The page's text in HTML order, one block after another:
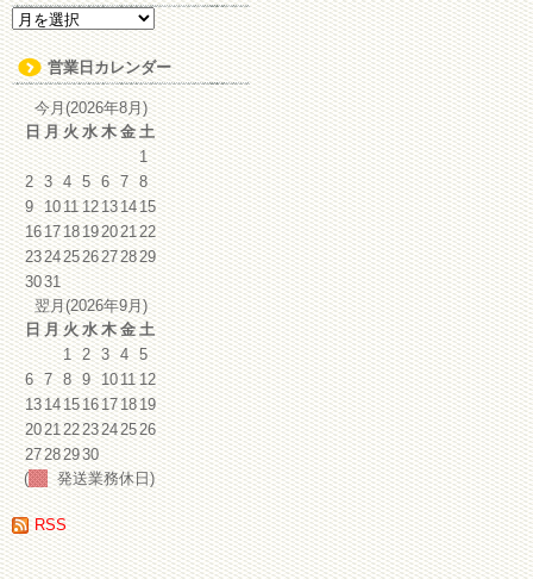
ア
ー
カ
イ
ブ
営業日カレンダー
今月(2026年8月)
日 月 火 水 木 金 土
1
2 3 4 5 6 7 8
9 1011 12131415
16171819202122
23242526272829
3031
翌月(2026年9月)
日 月 火 水 木 金 土
1 2 3 4 5
6 7 8 9 1011 12
13141516171819
20212223242526
27282930
(
発送業務休日)
RSS